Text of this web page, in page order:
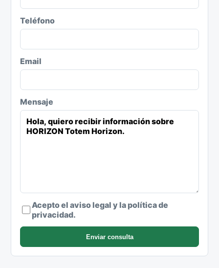
Teléfono
Email
Mensaje
Acepto el aviso legal y la política de
privacidad.
Enviar consulta